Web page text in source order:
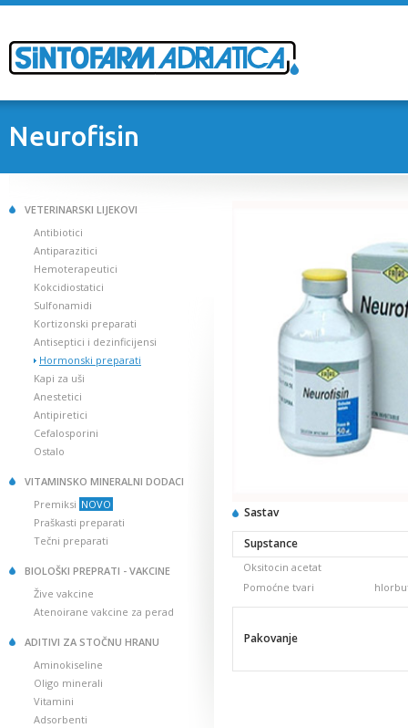
Neurofisin
VETERINARSKI LIJEKOVI
Antibiotici
Antiparazitici
Hemoterapeutici
Kokcidiostatici
Sulfonamidi
Kortizonski preparati
Antiseptici i dezinficijensi
Hormonski preparati
Kapi za uši
Anestetici
Antipiretici
Cefalosporini
Ostalo
VITAMINSKO MINERALNI DODACI
Premiksi NOVO
Praškasti preparati
Tečni preparati
BIOLOŠKI PREPRATI - VAKCINE
Žive vakcine
Atenoirane vakcine za perad
ADITIVI ZA STOČNU HRANU
Aminokiseline
Oligo minerali
Vitamini
Adsorbenti
Sastav
Supstance
Oksitocin acetat
Pomoćne tvari
Pakovanje